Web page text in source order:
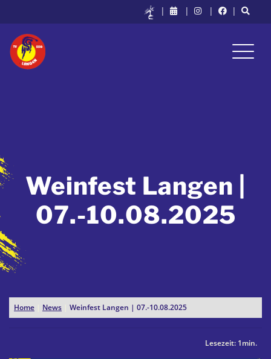
| | | |
Weinfest Langen |
07.-10.08.2025
Home News Weinfest Langen | 07.-10.08.2025
Lesezeit: 1min.